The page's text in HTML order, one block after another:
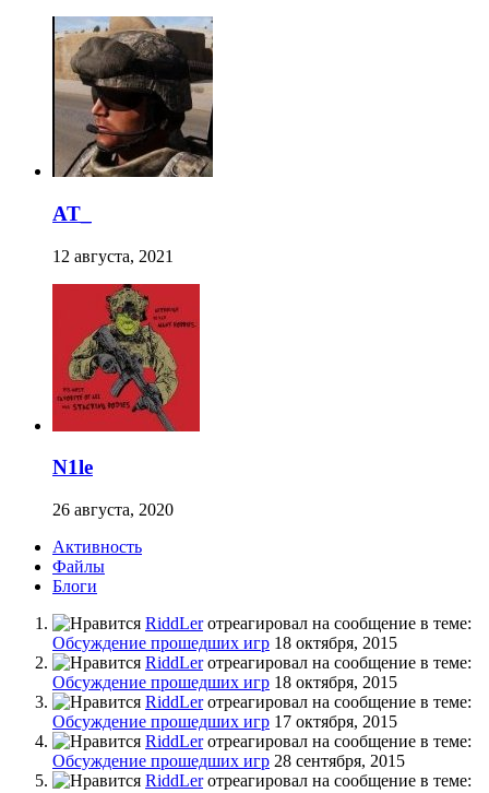
AT_
12 августа, 2021
N1le
26 августа, 2020
Активность
Файлы
Блоги
RiddLerотреагировал на сообщение в теме:
Обсуждение прошедших игр 18 октября, 2015
RiddLerотреагировал на сообщение в теме:
Обсуждение прошедших игр 18 октября, 2015
RiddLerотреагировал на сообщение в теме:
Обсуждение прошедших игр 17 октября, 2015
RiddLerотреагировал на сообщение в теме:
Обсуждение прошедших игр 28 сентября, 2015
RiddLerотреагировал на сообщение в теме: